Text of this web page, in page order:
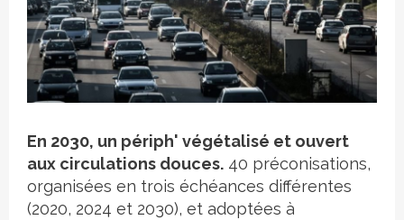
Crédit photo
En 2030, un périph' végétalisé et ouvert
aux circulations douces. 40 préconisations,
organisées en trois échéances différentes
(2020, 2024 et 2030), et adoptées à